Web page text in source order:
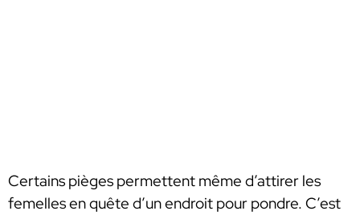
Certains pièges permettent même d’attirer les
femelles en quête d’un endroit pour pondre. C’est